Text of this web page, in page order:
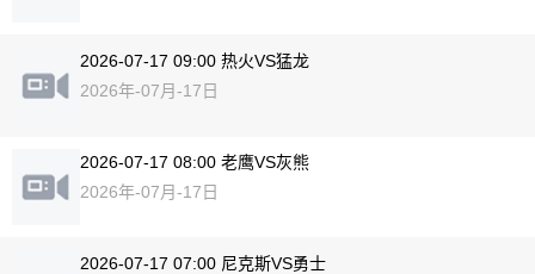
2026-07-17 09:00 热火VS猛龙
2026年-07月-17日
2026-07-17 08:00 老鹰VS灰熊
2026年-07月-17日
2026-07-17 07:00 尼克斯VS勇士